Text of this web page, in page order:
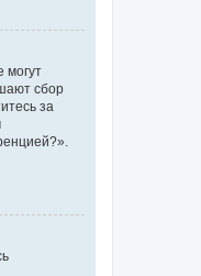
могут
сбор
за